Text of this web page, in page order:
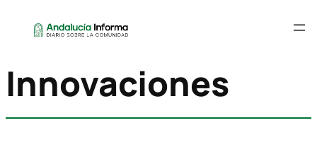
Innovaciones